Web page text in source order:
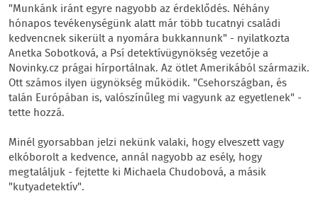
"Munkánk iránt egyre nagyobb az érdeklődés. Néhány
hónapos tevékenységünk alatt már több tucatnyi családi
kedvencnek sikerült a nyomára bukkannunk" - nyilatkozta
Anetka Sobotková, a Psí detektívügynökség vezetője a
Novinky.cz prágai hírportálnak. Az ötlet Amerikából származik.
Ott számos ilyen ügynökség működik. "Csehországban, és
talán Európában is, valószínűleg mi vagyunk az egyetlenek" -
tette hozzá.
Minél gyorsabban jelzi nekünk valaki, hogy elveszett vagy
elkóborolt a kedvence, annál nagyobb az esély, hogy
megtaláljuk - fejtette ki Michaela Chudobová, a másik
"kutyadetektív".